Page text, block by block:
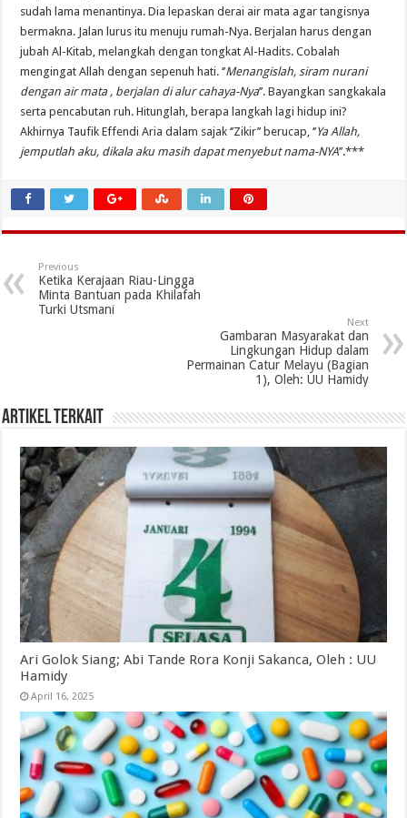
sudah lama menantinya. Dia lepaskan derai air mata agar tangisnya
bermakna. Jalan lurus itu menuju rumah-Nya. Berjalan harus dengan
jubah Al-Kitab, melangkah dengan tongkat Al-Hadits. Cobalah
mengingat Allah dengan sepenuh hati. ‘’Menangislah, siram nurani
dengan air mata , berjalan di alur cahaya-Nya’’. Bayangkan sangkakala
serta pencabutan ruh. Hitunglah, berapa langkah lagi hidup ini?
Akhirnya Taufik Effendi Aria dalam sajak ‘’Zikir’’ berucap, ‘’Ya Allah,
jemputlah aku, dikala aku masih dapat menyebut nama-NYA’’.***
Previous
Ketika Kerajaan Riau-Lingga
Minta Bantuan pada Khilafah
Turki Utsmani
Next
Gambaran Masyarakat dan
Lingkungan Hidup dalam
Permainan Catur Melayu (Bagian
1), Oleh: UU Hamidy
Artikel Terkait
Ari Golok Siang; Abi Tande Rora Konji Sakanca, Oleh : UU
Hamidy
April 16, 2025